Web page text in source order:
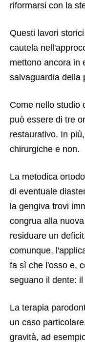
riformarsi con la
Questi lavori
cautela
mettono ancora in
salvaguardia della
Come nello studio
può essere di tre
restaurativo. In
chirurgiche e non.
La metodica
di eventuale
la gengiva trovi
congrua alla
residuare un
comunque,
fa sì che l'osso e,
seguano il dente:
La terapia
un caso
gravità, ad